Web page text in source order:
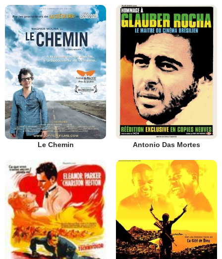
Le Chemin Antonio Das Mortes